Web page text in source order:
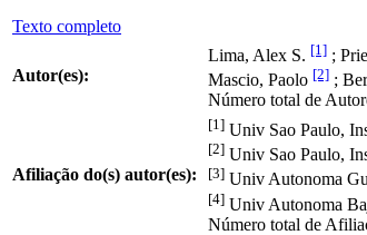
Texto completo
Autor(es):
Lima, Alex S. [1] ;
Mascio, Paolo [2] ;
Número total de
Afiliação do(s) autor(es):
[1] Univ Sao Paulo,
[2] Univ Sao Paulo,
[3] Univ Autonoma
[4] Univ Autonoma
Número total de